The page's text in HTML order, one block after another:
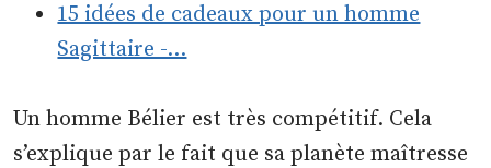
15 idées de cadeaux pour un homme
Sagittaire -…
Un homme Bélier est très compétitif. Cela
s’explique par le fait que sa planète maîtresse